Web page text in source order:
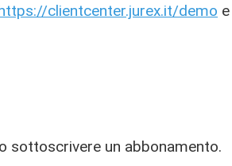
clientcenter.jurex.it/demo e
sottoscrivere un abbonamento.